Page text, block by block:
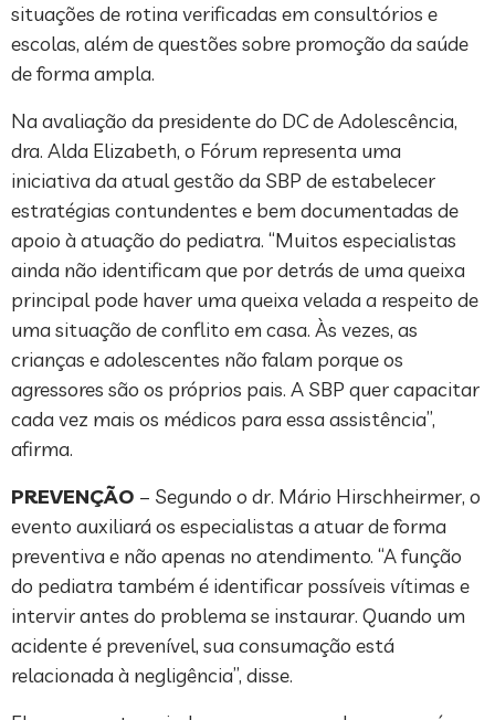
situações de rotina verificadas em consultórios e
escolas, além de questões sobre promoção da saúde
de forma ampla.
Na avaliação da presidente do DC de Adolescência,
dra. Alda Elizabeth, o Fórum representa uma
iniciativa da atual gestão da SBP de estabelecer
estratégias contundentes e bem documentadas de
apoio à atuação do pediatra. “Muitos especialistas
ainda não identificam que por detrás de uma queixa
principal pode haver uma queixa velada a respeito de
uma situação de conflito em casa. Às vezes, as
crianças e adolescentes não falam porque os
agressores são os próprios pais. A SBP quer capacitar
cada vez mais os médicos para essa assistência”,
afirma.
PREVENÇÃO – Segundo o dr. Mário Hirschheirmer, o
evento auxiliará os especialistas a atuar de forma
preventiva e não apenas no atendimento. “A função
do pediatra também é identificar possíveis vítimas e
intervir antes do problema se instaurar. Quando um
acidente é prevenível, sua consumação está
relacionada à negligência”, disse.